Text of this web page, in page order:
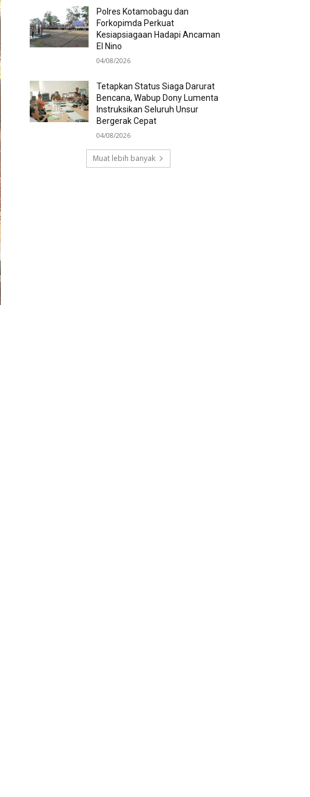
Polres Kotamobagu dan
Forkopimda Perkuat
Kesiapsiagaan Hadapi Ancaman
El Nino
04/08/2026
Tetapkan Status Siaga Darurat
Bencana, Wabup Dony Lumenta
Instruksikan Seluruh Unsur
Bergerak Cepat
04/08/2026
Muat lebih banyak